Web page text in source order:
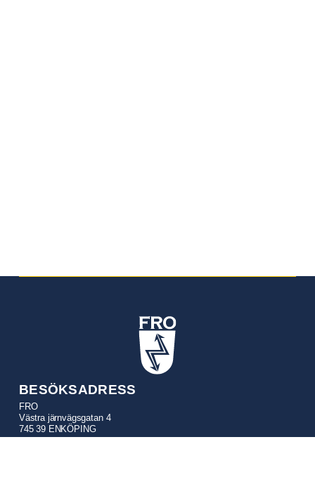
BESÖKSADRESS
FRO
Västra järnvägsgatan 4
745 39 ENKÖPING